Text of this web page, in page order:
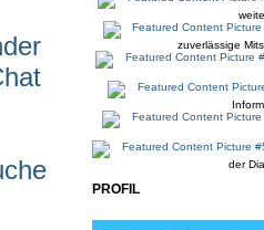
zuverlässige
der
PROFIL